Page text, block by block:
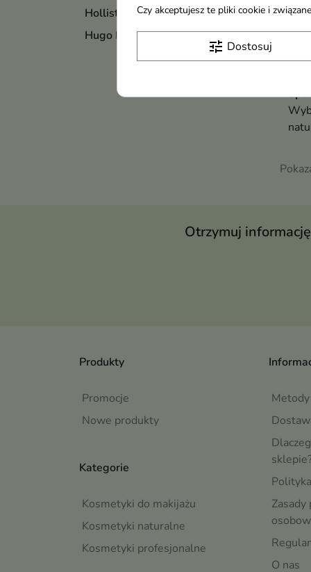
Hollister
Hugo Boss
Otrzymuj
Produkty
Promocje
Nowe produkty
Metody
Zasady
O nas
Kategorie
Kosmetyki do makijażu
Kosmetyki naturalne
Kosmetyki profesjonalne
Czy akceptujesz te pliki cookie i
tune Dostosuj